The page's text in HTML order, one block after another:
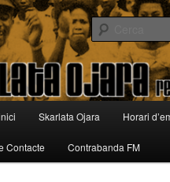
Ojara
Show
Skarlata Ojara Horari
Contacte Contrabanda FM